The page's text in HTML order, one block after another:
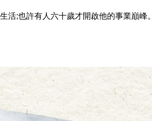
活;也許有人六十歲才開啟他的事業巔峰。